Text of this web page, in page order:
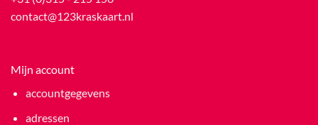
contact@123kraskaart.nl
Mijn account
accountgegevens
adressen